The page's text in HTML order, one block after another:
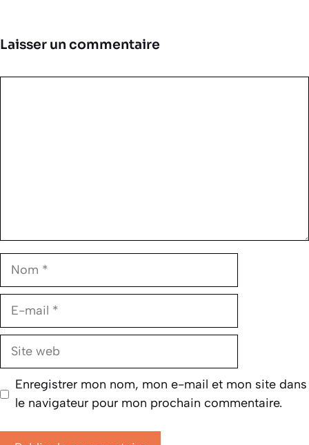
Laisser un commentaire
Nom
E-
Site
Enregistrer mon nom, mon e-mail et mon site dans
le navigateur pour mon prochain commentaire.